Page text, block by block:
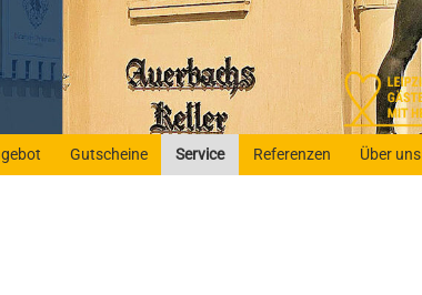
Gutscheine Service Referenzen Über uns